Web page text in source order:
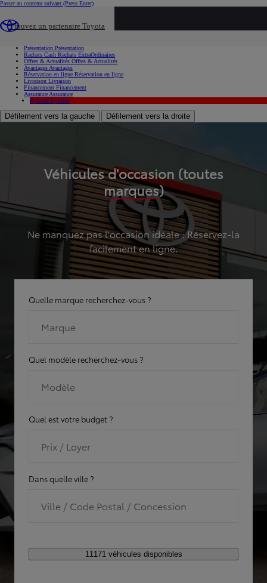
Passer au contenu suivant (Press Enter)
Trouvez un partenaire Toyota
Présentation Présentation
Rachats Cash Rachats ExtraOrdinaires
Offres & Actualités Offres & Actualités
Avantages Avantages
Réservation en ligne Réservation en ligne
Livraison Livraison
Financement Financement
Assurance Assurance
Hybride Hybride
Défilement vers la gauche Défilement vers la droite
Véhicules d'occasion (toutes
marques)
Ne manquez pas l'occasion idéale : Réservez-la
facilement en ligne.
Quelle marque recherchez-vous ?
Marque
Quel modèle recherchez-vous ?
Modèle
Quel est votre budget ?
Prix / Loyer
Dans quelle ville ?
Ville / Code Postal / Concession
11171 véhicules disponibles